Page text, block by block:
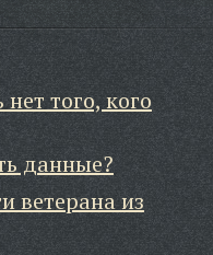
того, кого
данные?
ветерана из